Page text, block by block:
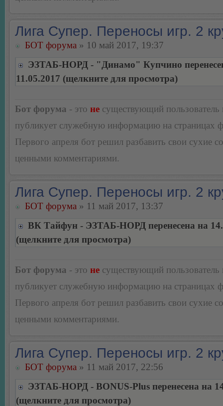
Лига Супер. Переносы игр. 2
БОТ форума » 10 май 2017, 19:37
ЭЗТАБ-НОРД - "Динамо" Купчино
11.05.2017 (щелкните для просмотра)
Бот форума - это не существующий пользователь
публикует служебную информацию на страницах
Первого апреля бот решил разбавить свои сухие
ценными комментариями.
Лига Супер. Переносы игр. 2
БОТ форума » 11 май 2017, 13:37
ВК Тайфун - ЭЗТАБ-НОРД перенесена на
(щелкните для просмотра)
Бот форума - это не существующий пользователь
публикует служебную информацию на страницах
Первого апреля бот решил разбавить свои сухие
ценными комментариями.
Лига Супер. Переносы игр. 2
БОТ форума » 11 май 2017, 22:56
ЭЗТАБ-НОРД - BONUS-Plus перенесена на
(щелкните для просмотра)